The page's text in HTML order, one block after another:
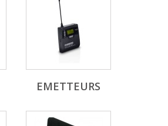
EMETTEURS